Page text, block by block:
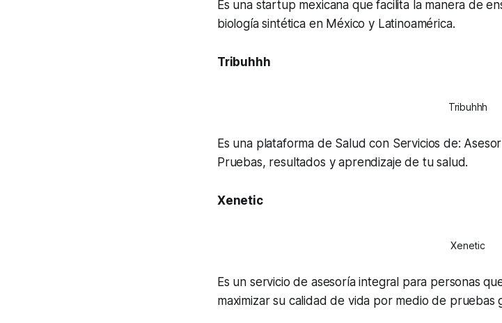
Es una startup mexicana que facilita la manera de
biología sintética en México y Latinoamérica.
Tribuhhh
Tribuhhh
Es una plataforma de Salud con Servicios de:
Pruebas, resultados y aprendizaje de tu salud.
Xenetic
Xenetic
Es un servicio de asesoría integral para personas
maximizar su calidad de vida por medio de pruebas